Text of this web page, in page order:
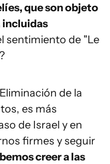
que son objeto
incluidas
sentimiento de "Le
de la
es más
de Israel y en
firmes y seguir
creer a las